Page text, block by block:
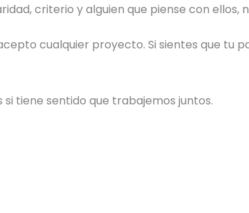
criterio y alguien que piense con ellos,
cualquier proyecto. Si sientes que tu
tiene sentido que trabajemos juntos.